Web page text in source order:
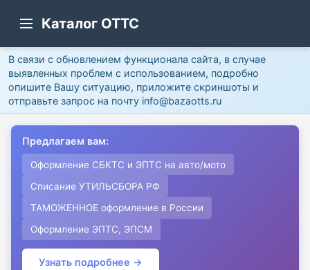
Каталог ОТТС
В связи с обновлением функционала сайта, в случае
выявленных проблем с использованием, подробно
опишите Вашу ситуацию, приложите скриншоты и
отправьте запрос на почту info@bazaotts.ru
Предлагаем вам:
Оформление СБКТС и ЭПТС на авто/мото
Списание УТИЛЬСБОРА РФ
ТАМОЖЕННОЕ оформление в России
Оформление ЭПТС, ЭПСМ
Узнать подробнее →